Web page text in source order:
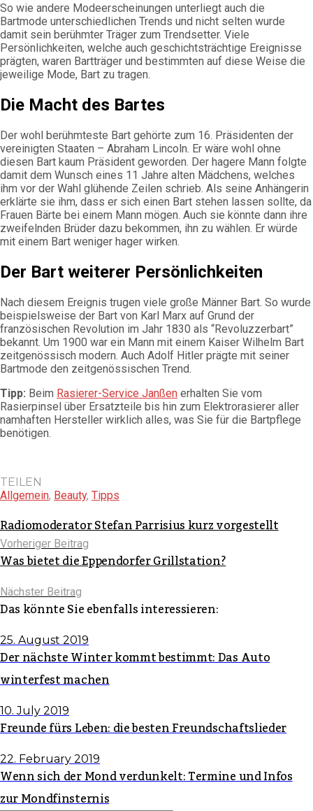
So wie andere Modeerscheinungen unterliegt auch die
Bartmode unterschiedlichen Trends und nicht selten wurde
damit sein berühmter Träger zum Trendsetter. Viele
Persönlichkeiten, welche auch geschichtsträchtige Ereignisse
prägten, waren Bartträger und bestimmten auf diese Weise die
jeweilige Mode, Bart zu tragen.
Die Macht des Bartes
Der wohl berühmteste Bart gehörte zum 16. Präsidenten der
vereinigten Staaten – Abraham Lincoln. Er wäre wohl ohne
diesen Bart kaum Präsident geworden. Der hagere Mann folgte
damit dem Wunsch eines 11 Jahre alten Mädchens, welches
ihm vor der Wahl glühende Zeilen schrieb. Als seine Anhängerin
erklärte sie ihm, dass er sich einen Bart stehen lassen sollte, da
Frauen Bärte bei einem Mann mögen. Auch sie könnte dann ihre
zweifelnden Brüder dazu bekommen, ihn zu wählen. Er würde
mit einem Bart weniger hager wirken.
Der Bart weiterer Persönlichkeiten
Nach diesem Ereignis trugen viele große Männer Bart. So wurde
beispielsweise der Bart von Karl Marx auf Grund der
französischen Revolution im Jahr 1830 als “Revoluzzerbart”
bekannt. Um 1900 war ein Mann mit einem Kaiser Wilhelm Bart
zeitgenössisch modern. Auch Adolf Hitler prägte mit seiner
Bartmode den zeitgenössischen Trend.
Tipp: Beim Rasierer-Service Janßen erhalten Sie vom
Rasierpinsel über Ersatzteile bis hin zum Elektrorasierer aller
namhaften Hersteller wirklich alles, was Sie für die Bartpflege
benötigen.
TEILEN
Allgemein, Beauty, Tipps
Radiomoderator Stefan Parrisius kurz vorgestellt
Vorheriger Beitrag
Was bietet die Eppendorfer Grillstation?
Nächster Beitrag
Das könnte Sie ebenfalls interessieren:
25. August 2019
Der nächste Winter kommt bestimmt: Das Auto
winterfest machen
10. July 2019
Freunde fürs Leben: die besten Freundschaftslieder
22. February 2019
Wenn sich der Mond verdunkelt: Termine und Infos
zur Mondfinsternis